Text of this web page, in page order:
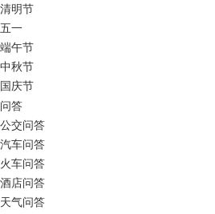
清明节
五一
端午节
中秋节
国庆节
问答
公交问答
汽车问答
火车问答
酒店问答
天气问答